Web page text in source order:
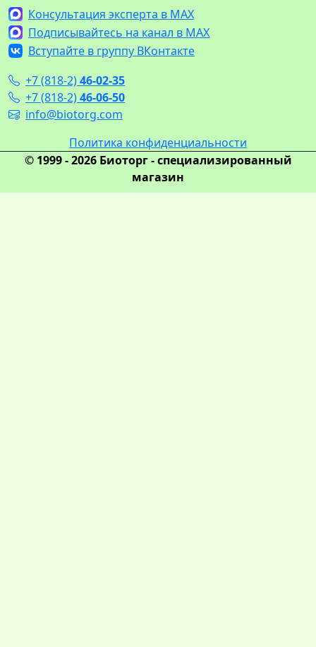
Консультация эксперта в MAX
Подписывайтесь на канал в MAX
Вступайте в группу ВКонтакте
+7 (818-2)46-02-35
+7 (818-2)46-06-50
info@biotorg.com
Политика конфиденциальности
© 1999 - 2026 Биоторг - специализированный
магазин